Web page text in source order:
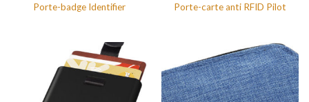
Porte-badge Identifier Porte-carte anti RFID Pilot